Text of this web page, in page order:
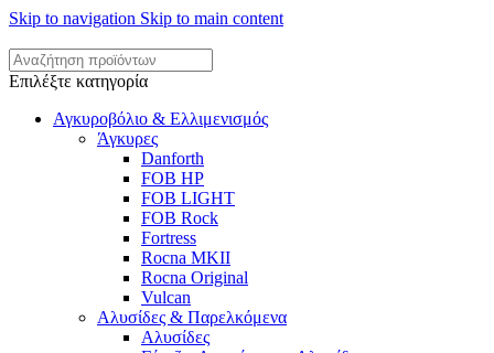
Skip to navigation Skip to main content
Επιλέξτε κατηγορία
Αγκυροβόλιο & Ελλιμενισμός
Άγκυρες
Danforth
FOB HP
FOB LIGHT
FOB Rock
Fortress
Rocna MKII
Rocna Original
Vulcan
Αλυσίδες & Παρελκόμενα
Αλυσίδες